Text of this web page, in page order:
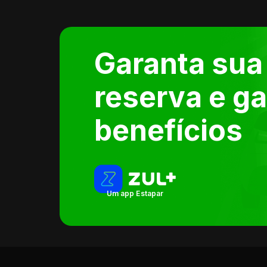
Garanta sua
reserva e
benefícios
Um app Estapar